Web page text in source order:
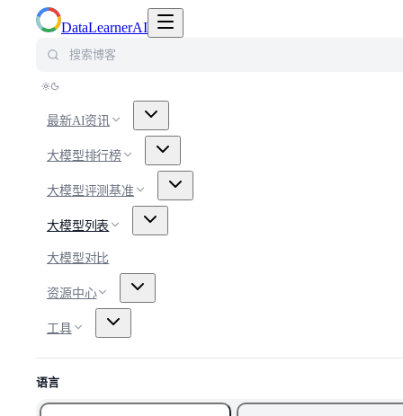
DataLearnerAI
最新AI资讯
大模型排行榜
大模型评测基准
大模型列表
大模型对比
资源中心
工具
语言